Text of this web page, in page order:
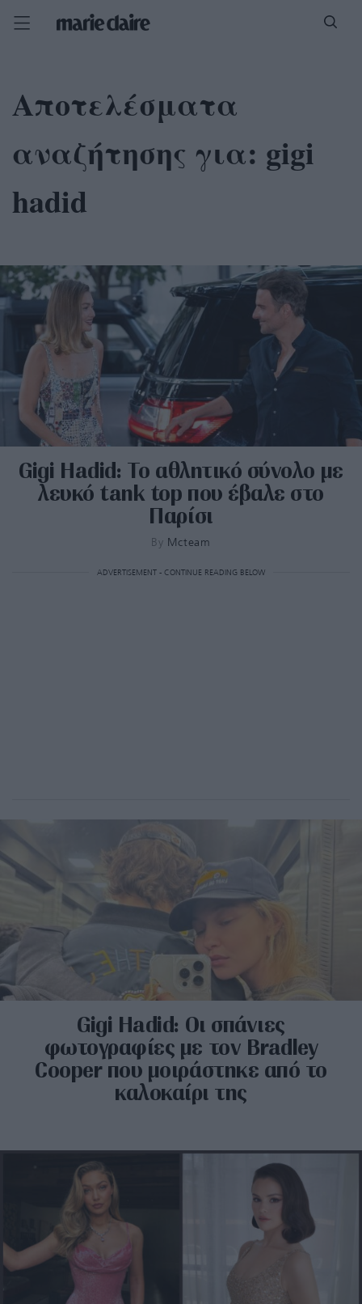
Αποτελέσματα
αναζήτησης για: gigi
hadid
Gigi Hadid: To αθλητικό σύνολο με
λευκό tank top που έβαλε στο
Παρίσι
By Mcteam
ADVERTISEMENT - CONTINUE READING BELOW
Gigi Hadid: Οι σπάνιες
φωτογραφίες με τον Bradley
Cooper που μοιράστηκε από το
καλοκαίρι της